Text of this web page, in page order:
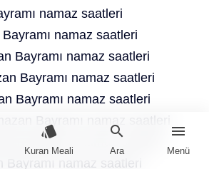
style
Kuran Meali
search
Ara
menu
Menü
namaz saatleri
namaz saatleri
Bayramı namaz saatleri
Bayramı namaz saatleri
Bayramı namaz saatleri
Bayramı namaz saatleri
Bayramı namaz saatleri
namaz saatleri